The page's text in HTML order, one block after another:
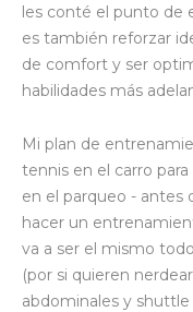
les conté el punto de
es también reforzar
de comfort y ser
habilidades más
Mi plan de
tennis en el carro
en el parqueo - antes
hacer un
va a ser el mismo
(por si quieren
abdominales y shuttle